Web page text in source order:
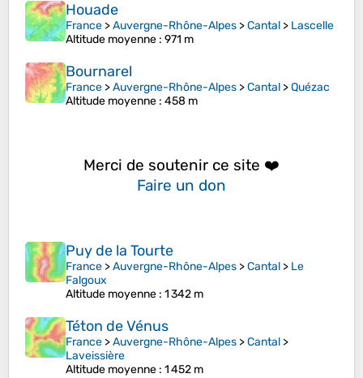
Houade
France >Auvergne-Rhône-Alpes >Cantal > Lascelle
Altitude moyenne : 971 m
Bournarel
France >Auvergne-Rhône-Alpes >Cantal >Quézac
Altitude moyenne : 458 m
Merci de soutenir ce site ❤️
Faire un don
Puy de la Tourte
France >Auvergne-Rhône-Alpes >Cantal > Le
Falgoux
Altitude moyenne : 1 342 m
Téton de Vénus
France >Auvergne-Rhône-Alpes >Cantal >
Laveissière
Altitude moyenne : 1 452 m